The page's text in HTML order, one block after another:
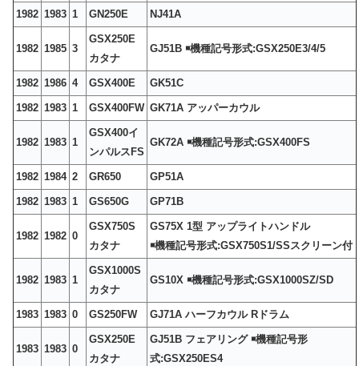
1982 1983 1 GN250E NJ41A
1982 1985 3
GSX250E
カタナ
GJ51B ￭機種記号形式:GSX250E3/4/5
1982 1986 4 GSX400E GK51C
1982 1983 1 GSX400FW GK71A アッパーカウル
1982 1983 1
GSX400イ
ンパルスFS
GK72A ￭機種記号形式:GSX400FS
1982 1984 2 GR650 GP51A
1982 1983 1 GS650G GP71B
1982 1982 0
GSX750S
カタナ
GS75X 1型 アップライトハンドル
￭機種記号形式:GSX750S1/SSスクリーン付
1982 1983 1
GSX1000S
カタナ
GS10X ￭機種記号形式:GSX1000SZ/SD
1983 1983 0 GS250FW GJ71A ハーフカウル Rドラム
1983 1983 0
GSX250E
カタナ
GJ51B フェアリング ￭機種記号形
式:GSX250ES4